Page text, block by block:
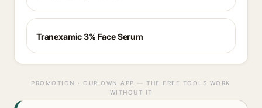
Tranexamic 3% Face Serum
PROMOTION · OUR OWN APP — THE FREE TOOLS WORK
WITHOUT IT